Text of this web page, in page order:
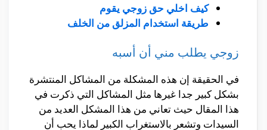
كيف اخلي حق زوجي يقوم
طريقة استخدام المزلق من الخلف
زوجي يطلب مني أن أسبه
في الحقيقة إن هذه المشكلة من المشاكل المنتشرة
بشكل كبير جدا غيرها مثل المشاكل التي ذكرت في
هذا المقال حيث تعاني من هذا المشكل العديد من
السيدات وتشعر بالاستغراب الكبير لماذا يحب أن